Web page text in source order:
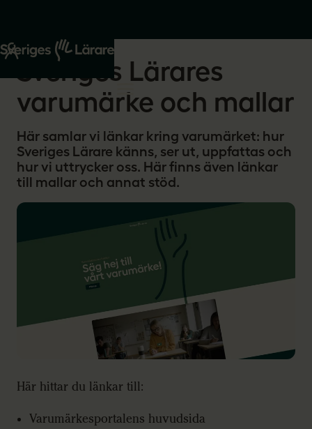
Start Om oss
Sveriges Lärares
varumärke och mallar
Här samlar vi länkar kring varumärket: hur
Sveriges Lärare känns, ser ut, uppfattas och
hur vi uttrycker oss. Här finns även länkar
till mallar och annat stöd.
Här hittar du länkar till:
Varumärkesportalens huvudsida